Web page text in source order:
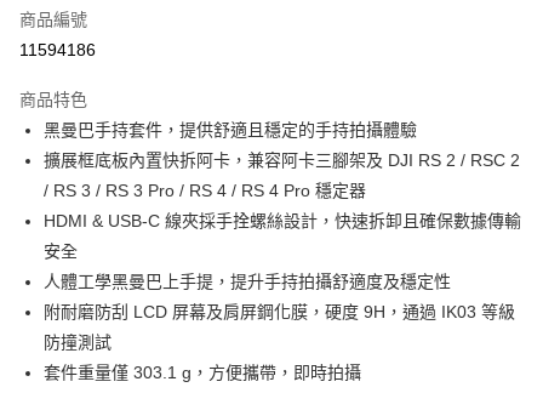
信用卡分期付款
合作金庫商業銀行
華南商業銀行
彰化商業銀行
上海商業儲蓄銀行
台北富邦商業銀行
國泰世華商業銀行
兆豐國際商業銀行
臺灣中小企業銀行
台中商業銀行
匯豐（台灣）商業銀行
聯邦商業銀行
元大商業銀行
永豐商業銀行
玉山商業銀行
星展（台灣）商業銀行
台新國際商業銀行
台灣樂天信用卡公司
6 期 0 利率 每期
華南商業銀行
彰化商業銀行
上海商業儲蓄銀行
台北富邦商業銀行
國泰世華商業銀行
兆豐國際商業銀行
臺灣中小企業銀行
匯豐（台灣）商業銀行
華泰商業銀行
聯邦商業銀行
遠東國際商業銀行
元大商業銀行
永豐商業銀行
玉山商業銀行
台新國際商業銀行
中國信託商業銀行
12 期 0 利率 每期NT$445
合作金庫商業銀行
第一商業銀行
台北富邦商業銀行
國泰世華商業銀行
臺灣中小企業銀行
台中商業銀行
匯豐（台灣）商業銀行
華泰商業銀行
聯邦商業銀行
元大商業銀行
永豐商業銀行
玉山商業銀行
星展（台灣）商業銀行
超商取貨付款
Apple Pay
街口支付
悠遊付
商品編號
11594186
商品特色
黑曼巴手持套件，提供舒適且穩定的手持拍攝體驗
擴展框底板內置快拆阿卡，兼容阿卡三腳架及 DJI RS 2 / RSC 2
/ RS 3 / RS 3 Pro / RS 4 / RS 4 Pro 穩定器
HDMI & USB-C 線夾採手拴螺絲設計，快速拆卸且確保數據傳輸
安全
人體工學黑曼巴上手提，提升手持拍攝舒適度及穩定性
附耐磨防刮 LCD 屏幕及肩屏鋼化膜，硬度 9H，通過 IK03 等級
防撞測試
套件重量僅 303.1 g，方便攜帶，即時拍攝